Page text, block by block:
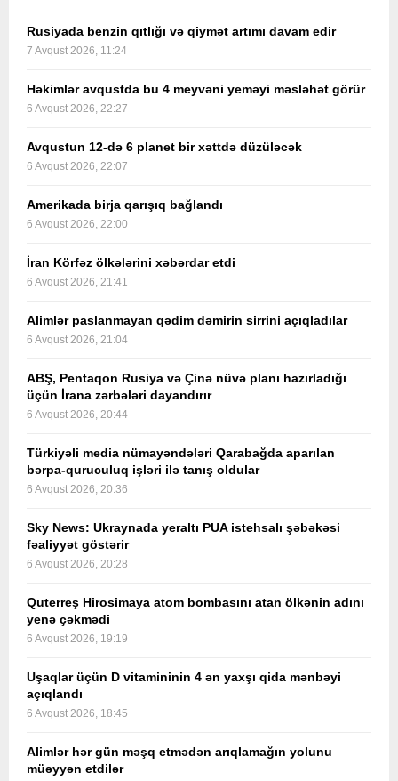
Rusiyada benzin qıtlığı və qiymət artımı davam edir
7 Avqust 2026, 11:24
Həkimlər avqustda bu 4 meyvəni yeməyi məsləhət görür
6 Avqust 2026, 22:27
Avqustun 12-də 6 planet bir xəttdə düzüləcək
6 Avqust 2026, 22:07
Amerikada birja qarışıq bağlandı
6 Avqust 2026, 22:00
İran Körfəz ölkələrini xəbərdar etdi
6 Avqust 2026, 21:41
Alimlər paslanmayan qədim dəmirin sirrini açıqladılar
6 Avqust 2026, 21:04
ABŞ, Pentaqon Rusiya və Çinə nüvə planı hazırladığı
üçün İrana zərbələri dayandırır
6 Avqust 2026, 20:44
Türkiyəli media nümayəndələri Qarabağda aparılan
bərpa-quruculuq işləri ilə tanış oldular
6 Avqust 2026, 20:36
Sky News: Ukraynada yeraltı PUA istehsalı şəbəkəsi
fəaliyyət göstərir
6 Avqust 2026, 20:28
Quterreş Hirosimaya atom bombasını atan ölkənin adını
yenə çəkmədi
6 Avqust 2026, 19:19
Uşaqlar üçün D vitamininin 4 ən yaxşı qida mənbəyi
açıqlandı
6 Avqust 2026, 18:45
Alimlər hər gün məşq etmədən arıqlamağın yolunu
müəyyən etdilər